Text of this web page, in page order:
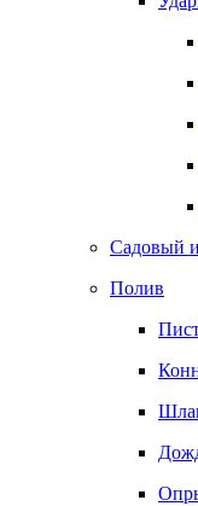
Садовый
Полив